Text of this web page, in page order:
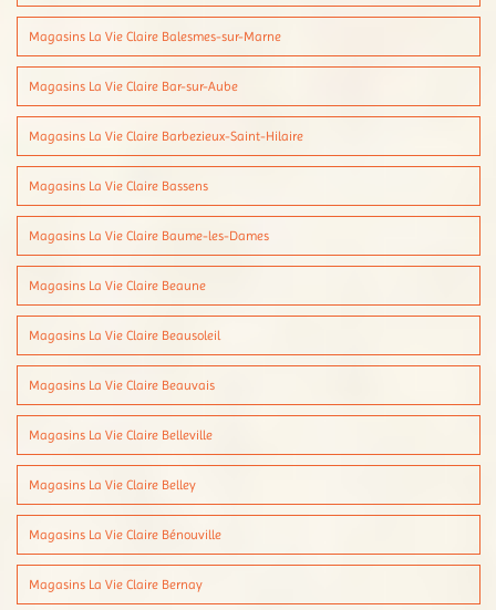
Magasins La Vie Claire Balesmes-sur-Marne
Magasins La Vie Claire Bar-sur-Aube
Magasins La Vie Claire Barbezieux-Saint-Hilaire
Magasins La Vie Claire Bassens
Magasins La Vie Claire Baume-les-Dames
Magasins La Vie Claire Beaune
Magasins La Vie Claire Beausoleil
Magasins La Vie Claire Beauvais
Magasins La Vie Claire Belleville
Magasins La Vie Claire Belley
Magasins La Vie Claire Bénouville
Magasins La Vie Claire Bernay